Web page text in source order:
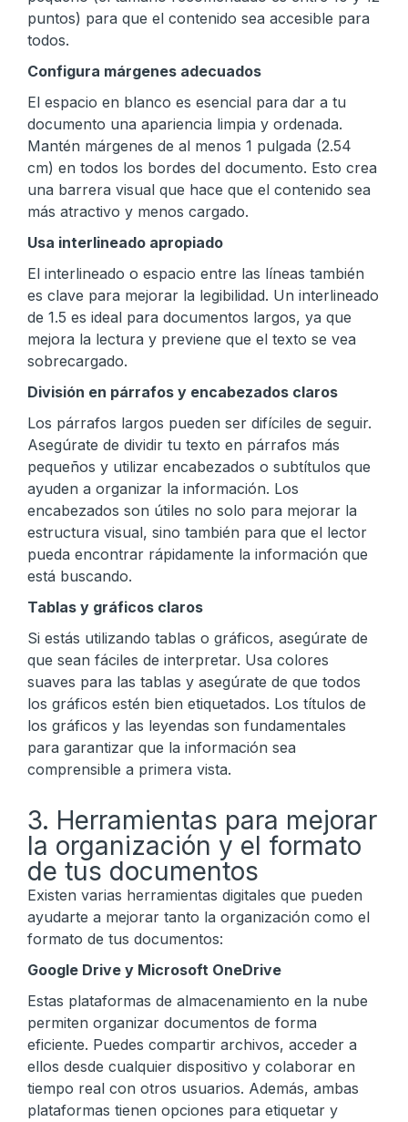
puntos) para que el contenido sea accesible para
todos.
Configura márgenes adecuados
El espacio en blanco es esencial para dar a tu
documento una apariencia limpia y ordenada.
Mantén márgenes de al menos 1 pulgada (2.54
cm) en todos los bordes del documento. Esto crea
una barrera visual que hace que el contenido sea
más atractivo y menos cargado.
Usa interlineado apropiado
El interlineado o espacio entre las líneas también
es clave para mejorar la legibilidad. Un interlineado
de 1.5 es ideal para documentos largos, ya que
mejora la lectura y previene que el texto se vea
sobrecargado.
División en párrafos y encabezados claros
Los párrafos largos pueden ser difíciles de seguir.
Asegúrate de dividir tu texto en párrafos más
pequeños y utilizar encabezados o subtítulos que
ayuden a organizar la información. Los
encabezados son útiles no solo para mejorar la
estructura visual, sino también para que el lector
pueda encontrar rápidamente la información que
está buscando.
Tablas y gráficos claros
Si estás utilizando tablas o gráficos, asegúrate de
que sean fáciles de interpretar. Usa colores
suaves para las tablas y asegúrate de que todos
los gráficos estén bien etiquetados. Los títulos de
los gráficos y las leyendas son fundamentales
para garantizar que la información sea
comprensible a primera vista.
3. Herramientas para mejorar
la organización y el formato
de tus documentos
Existen varias herramientas digitales que pueden
ayudarte a mejorar tanto la organización como el
formato de tus documentos:
Google Drive y Microsoft OneDrive
Estas plataformas de almacenamiento en la nube
permiten organizar documentos de forma
eficiente. Puedes compartir archivos, acceder a
ellos desde cualquier dispositivo y colaborar en
tiempo real con otros usuarios. Además, ambas
plataformas tienen opciones para etiquetar y